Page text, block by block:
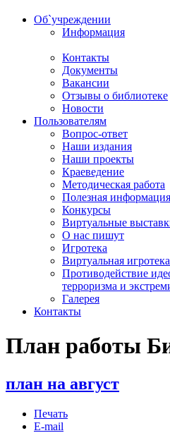
Об`учреждении
Информация
Контакты
Документы
Вакансии
Отзывы о библиотеке
Новости
Пользователям
Вопрос-ответ
Наши издания
Наши проекты
Краеведение
Методическая работа
Полезная информация
Конкурсы
Виртуальные
О нас пишут
Игротека
Виртуальная
Противодействие
терроризма и
Галерея
Контакты
План работы
план на август
Печать
E-mail